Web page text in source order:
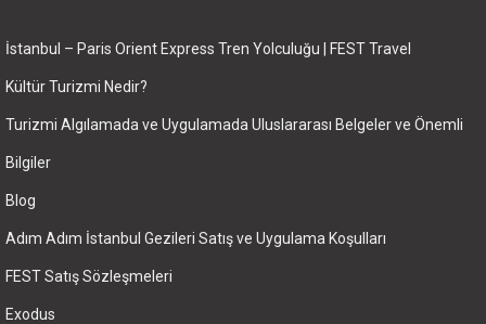
İstanbul – Paris Orient Express Tren Yolculuğu | FEST Travel
Kültür Turizmi Nedir?
Turizmi Algılamada ve Uygulamada Uluslararası Belgeler ve Önemli
Bilgiler
Blog
Adım Adım İstanbul Gezileri Satış ve Uygulama Koşulları
FEST Satış Sözleşmeleri
Exodus